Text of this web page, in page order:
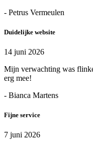
- Petrus Vermeulen
Duidelijke website
14 juni 2026
Mijn verwachting was
erg mee!
- Bianca Martens
Fijne service
7 juni 2026